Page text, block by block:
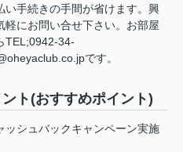
い手続きの手間が省けます。興
軽にお問い合せ下さい。お部屋
TEL;0942-34-
です。
ト(おすすめポイント)
シュバックキャンペーン実施